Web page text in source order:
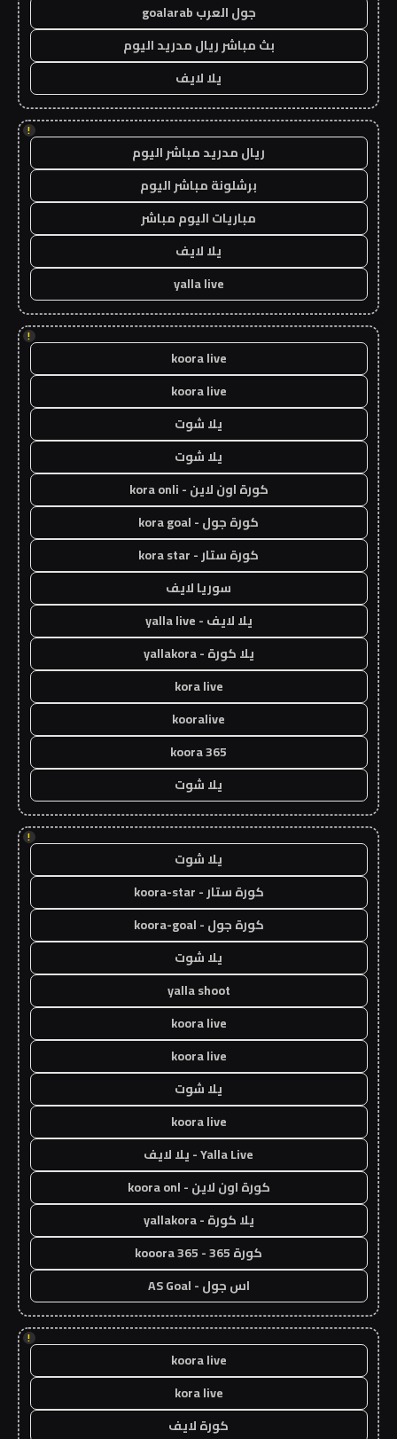
جول العرب goalarab
بث مباشر ريال مدريد اليوم
يلا لايف
!
ريال مدريد مباشر اليوم
برشلونة مباشر اليوم
مباريات اليوم مباشر
يلا لايف
yalla live
!
koora live
koora live
يلا شوت
يلا شوت
كورة اون لاين - kora onli
كورة جول - kora goal
كورة ستار - kora star
سوريا لايف
يلا لايف - yalla live
يلا كورة - yallakora
kora live
kooralive
koora 365
يلا شوت
!
يلا شوت
كورة ستار - koora-star
كورة جول - koora-goal
يلا شوت
yalla shoot
koora live
koora live
يلا شوت
koora live
Yalla Live - يلا لايف
كورة اون لاين - koora onl
يلا كورة - yallakora
كورة 365 - kooora 365
اس جول - AS Goal
!
koora live
kora live
كورة لايف